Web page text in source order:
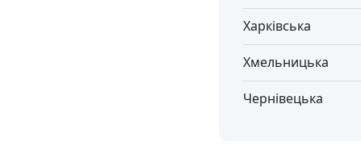
Харківська
Хмельницька
Чернівецька